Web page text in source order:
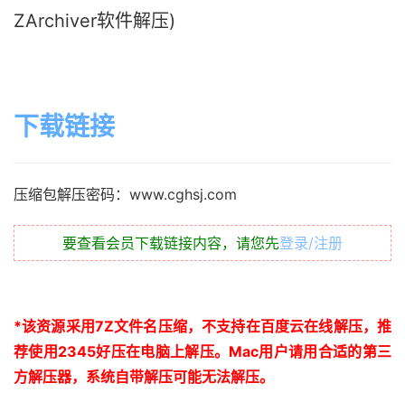
ZArchiver软件解压)
下载链接
压缩包解压密码：www.cghsj.com
要查看会员下载链接内容，请您先登录/注册
*该资源采用7Z文件名压缩，不支持在百度云在线解压，推
荐使用2345好压在电脑上解压。 Mac用户请用合适的第三
方解压器，系统自带解压可能无法解压。